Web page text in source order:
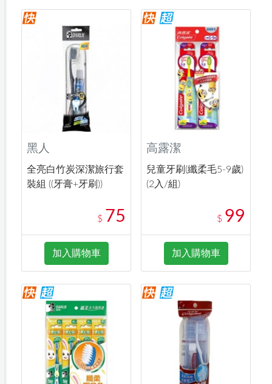
黑人
全亮白竹炭深潔旅行套
裝組 ((牙膏+牙刷))
$ 75
加入購物車
高露潔
兒童牙刷(纖柔毛5-9歲)
(2入/組)
$ 99
加入購物車